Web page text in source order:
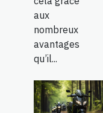
aux
nombreux
avantages
qu’il...